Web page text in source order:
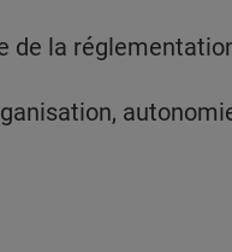
de la